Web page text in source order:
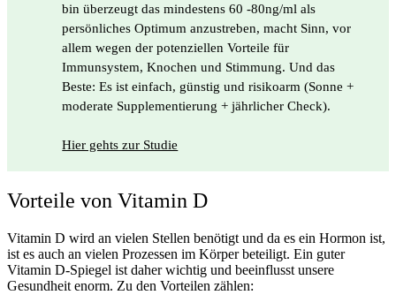
bin überzeugt das mindestens 60 -80ng/ml als
persönliches Optimum anzustreben, macht Sinn, vor
allem wegen der potenziellen Vorteile für
Immunsystem, Knochen und Stimmung. Und das
Beste: Es ist einfach, günstig und risikoarm (Sonne +
moderate Supplementierung + jährlicher Check).
Hier gehts zur Studie
Vorteile von Vitamin D
Vitamin D wird an vielen Stellen benötigt und da es ein Hormon ist,
ist es auch an vielen Prozessen im Körper beteiligt. Ein guter
Vitamin D-Spiegel ist daher wichtig und beeinflusst unsere
Gesundheit enorm. Zu den Vorteilen zählen: